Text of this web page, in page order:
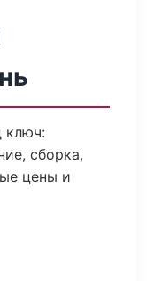
ключ:
сборка,
цены и